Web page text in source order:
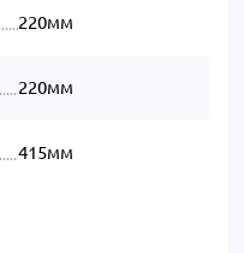
220мм
220мм
415мм